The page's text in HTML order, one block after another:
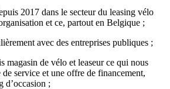
2017 dans le secteur du leasing vélo
et ce, partout en Belgique ;
avec des entreprises publiques ;
magasin de vélo et leaseur ce qui nous
service et une offre de financement,
d’occasion ;